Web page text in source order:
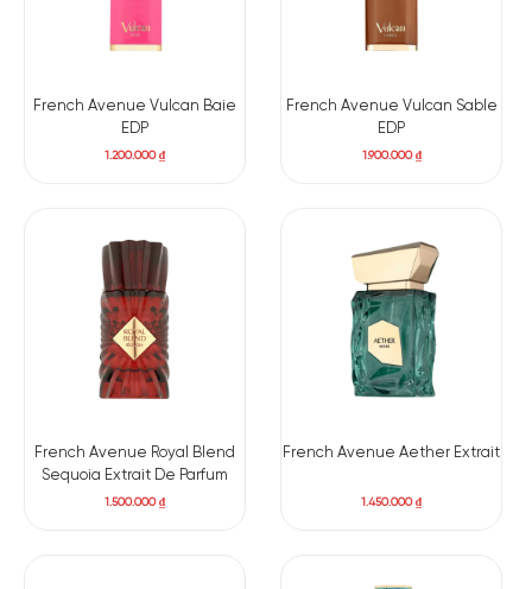
French Avenue Vulcan Baie
EDP
1.200.000₫
French Avenue Vulcan Sable
EDP
1.900.000₫
French Avenue Royal Blend
Sequoia Extrait De Parfum
1.500.000₫
French Avenue Aether Extrait
1.450.000₫